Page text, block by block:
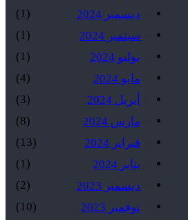
ديسمبر 2024
(1)
سبتمبر 2024
(1)
يوليو 2024
(1)
مايو 2024
(4)
أبريل 2024
(3)
مارس 2024
(8)
فبراير 2024
(13)
يناير 2024
(1)
ديسمبر 2023
(2)
نوفمبر 2023
(10)